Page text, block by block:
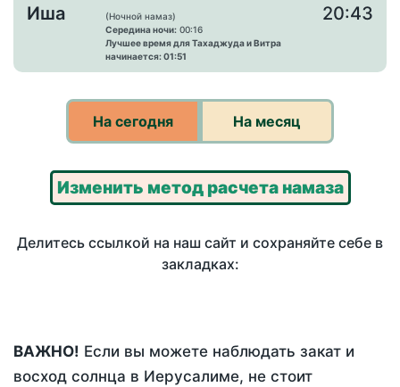
Иша
(Ночной намаз)
Середина ночи: 00:16
Лучшее время для Тахаджуда и Витра
начинается: 01:51
20:43
На сегодня На месяц
Изменить метод расчета намаза
Делитесь ссылкой на наш сайт и сохраняйте себе в
закладках:
ВАЖНО! Если вы можете наблюдать закат и
восход солнца в Иерусалиме, не стоит